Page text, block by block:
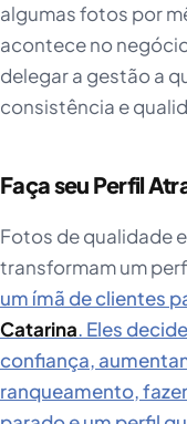
algumas fotos por
acontece no
delegar a gestão a
consistência e
Faça seu Perfil
Fotos de qualidade
transformam um
um ímã de clientes
Catarina. Eles
confiança,
ranqueamento,